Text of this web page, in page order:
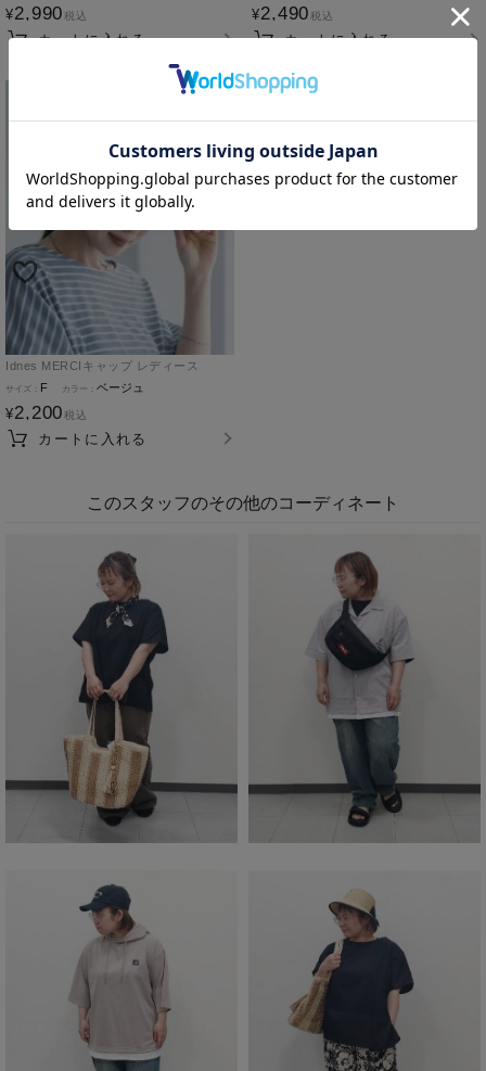
¥2,990 税込
カートに入れる
¥2,490 税込
カートに入れる
Idnes MERCIキャップ レディース
F
ベージュ
¥2,200 税込
カートに入れる
このスタッフのその他のコーディネート